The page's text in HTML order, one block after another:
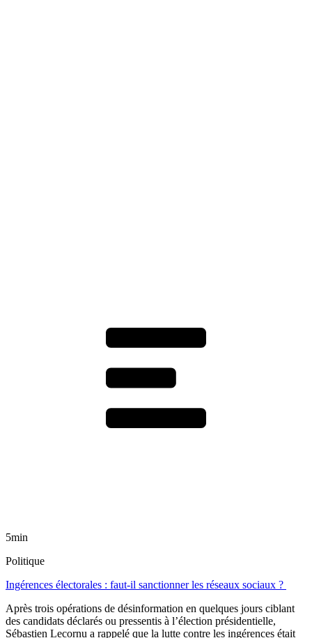
5min
Politique
Ingérences électorales : faut-il sanctionner les réseaux sociaux ?
Après trois opérations de désinformation en quelques jours ciblant
des candidats déclarés ou pressentis à l’élection présidentielle,
Sébastien Lecornu a rappelé que la lutte contre les ingérences était